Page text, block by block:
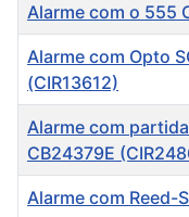
Alarme com o 555
Alarme com Opto
(CIR13612)
Alarme com
CB24379E
Alarme com Reed-